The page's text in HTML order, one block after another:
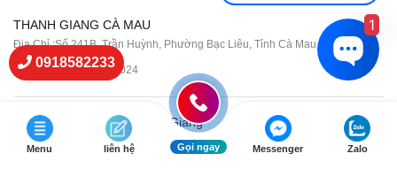
THANH GIANG CÀ MAU
Địa Chỉ :Số 241B, Trần Huỳnh, Phường Bạc Liêu, Tỉnh Cà Mau
Điện thoại : 0901 656 024
Các dịch vụ khác tại Thanh Giang
Du học Nhật Bản Thanh Giang
0918582233
Menu liên hệ Gọi ngay Messenger Zalo
1